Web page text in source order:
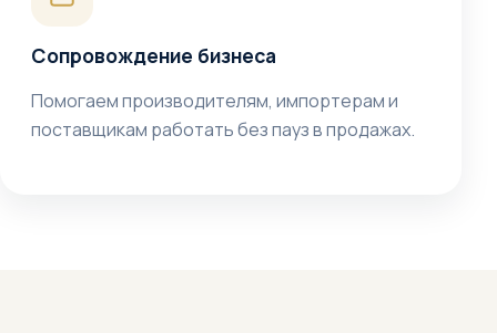
Сопровождение бизнеса
Помогаем производителям, импортерам и
поставщикам работать без пауз в продажах.